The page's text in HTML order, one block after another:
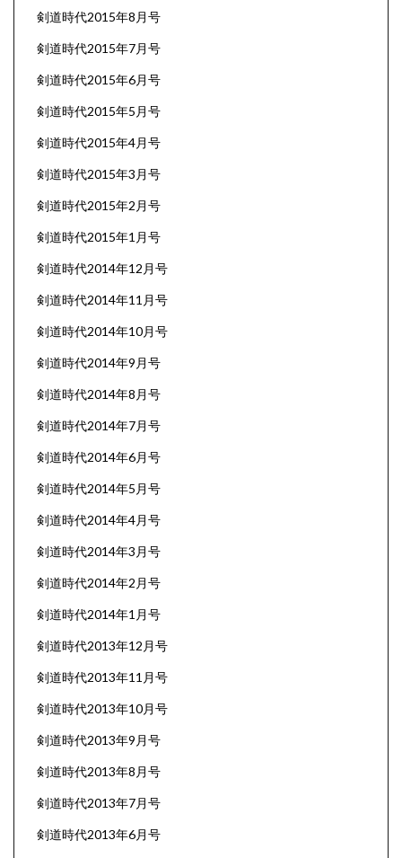
剣道時代2015年8月号
剣道時代2015年7月号
剣道時代2015年6月号
剣道時代2015年5月号
剣道時代2015年4月号
剣道時代2015年3月号
剣道時代2015年2月号
剣道時代2015年1月号
剣道時代2014年12月号
剣道時代2014年11月号
剣道時代2014年10月号
剣道時代2014年9月号
剣道時代2014年8月号
剣道時代2014年7月号
剣道時代2014年6月号
剣道時代2014年5月号
剣道時代2014年4月号
剣道時代2014年3月号
剣道時代2014年2月号
剣道時代2014年1月号
剣道時代2013年12月号
剣道時代2013年11月号
剣道時代2013年10月号
剣道時代2013年9月号
剣道時代2013年8月号
剣道時代2013年7月号
剣道時代2013年6月号